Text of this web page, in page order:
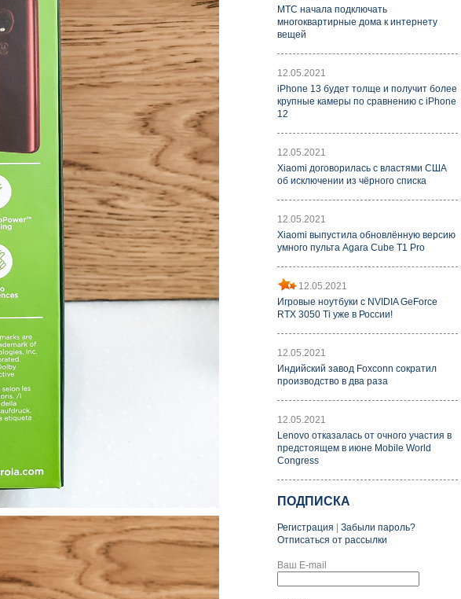
МТС начала подключать
многоквартирные дома к интернету
вещей
12.05.2021
iPhone 13 будет толще и получит более
крупные камеры по сравнению с iPhone
12
12.05.2021
Xiaomi договорилась с властями США
об исключении из чёрного списка
12.05.2021
Xiaomi выпустила обновлённую версию
умного пульта Agara Cube T1 Pro
12.05.2021
Игровые ноутбуки с NVIDIA GeForce
RTX 3050 Ti уже в России!
12.05.2021
Индийский завод Foxconn сократил
производство в два раза
12.05.2021
Lenovo отказалась от очного участия в
предстоящем в июне Mobile World
Congress
ПОДПИСКА
Регистрация
Забыли пароль?
Отписаться от рассылки
Ваш E-mail